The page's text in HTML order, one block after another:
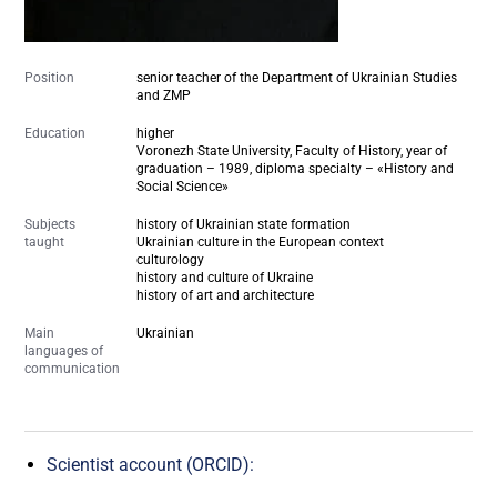
Position
senior teacher of the Department of Ukrainian Studies
and ZMP
Education
higher
Voronezh State University, Faculty of History, year of
graduation – 1989, diploma specialty – «History and
Social Science»
Subjects
taught
history of Ukrainian state formation
Ukrainian culture in the European context
culturology
history and culture of Ukraine
history of art and architecture
Main
languages of
communication
Ukrainian
Scientist account (ORCID):